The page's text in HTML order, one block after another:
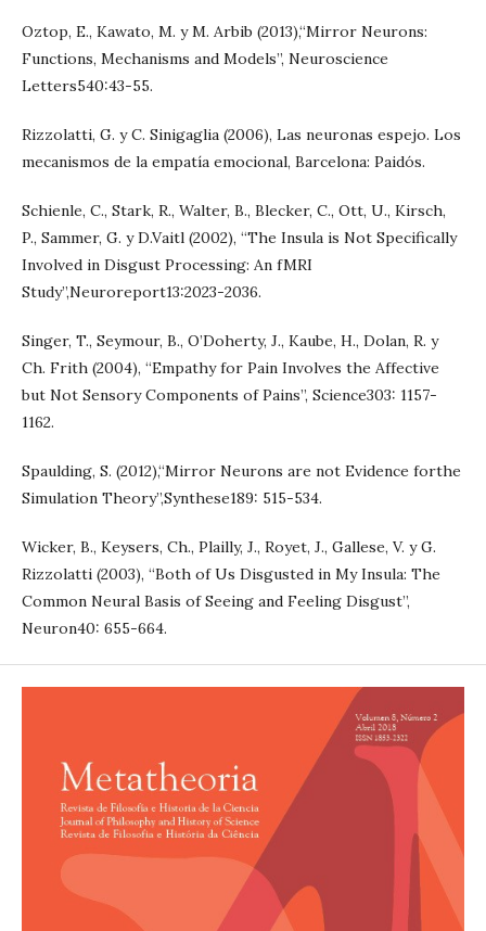
Oztop, E., Kawato, M. y M. Arbib (2013),“Mirror Neurons:
Functions, Mechanisms and Models”, Neuroscience
Letters540:43-55.
Rizzolatti, G. y C. Sinigaglia (2006), Las neuronas espejo. Los
mecanismos de la empatía emocional, Barcelona: Paidós.
Schienle, C., Stark, R., Walter, B., Blecker, C., Ott, U., Kirsch,
P., Sammer, G. y D.Vaitl (2002), “The Insula is Not Specifically
Involved in Disgust Processing: An fMRI
Study”,Neuroreport13:2023-2036.
Singer, T., Seymour, B., O’Doherty, J., Kaube, H., Dolan, R. y
Ch. Frith (2004), “Empathy for Pain Involves the Affective
but Not Sensory Components of Pains”, Science303: 1157-
1162.
Spaulding, S. (2012),“Mirror Neurons are not Evidence forthe
Simulation Theory”,Synthese189: 515-534.
Wicker, B., Keysers, Ch., Plailly, J., Royet, J., Gallese, V. y G.
Rizzolatti (2003), “Both of Us Disgusted in My Insula: The
Common Neural Basis of Seeing and Feeling Disgust”,
Neuron40: 655-664.